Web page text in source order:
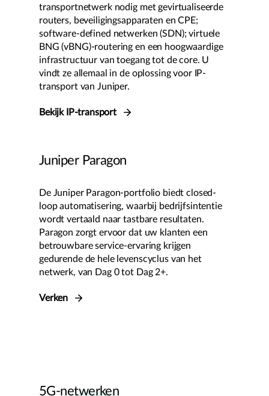
transportnetwerk nodig met gevirtualiseerde
routers, beveiligingsapparaten en CPE;
software-defined netwerken (SDN); virtuele
BNG (vBNG)-routering en een hoogwaardige
infrastructuur van toegang tot de core. U
vindt ze allemaal in de oplossing voor IP-
transport van Juniper.
Bekijk IP-transport
Juniper Paragon
De Juniper Paragon-portfolio biedt closed-
loop automatisering, waarbij bedrijfsintentie
wordt vertaald naar tastbare resultaten.
Paragon zorgt ervoor dat uw klanten een
betrouwbare service-ervaring krijgen
gedurende de hele levenscyclus van het
netwerk, van Dag 0 tot Dag 2+.
Verken
5G-netwerken